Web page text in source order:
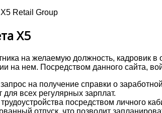
X5
на желаемую должность, кадровик
на нем. Посредством данного сайта,
на получение справки о
всех регулярных зарплат.
посредством личного
отпуск, что позволит